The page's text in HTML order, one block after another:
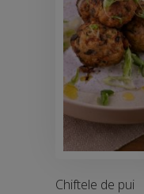
Chiftele de pui